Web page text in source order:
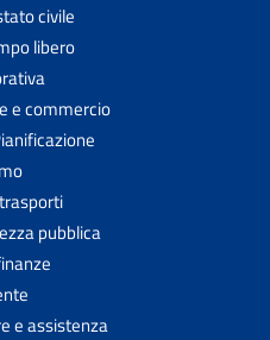
civile
libero
e commercio
pubblica
e assistenza